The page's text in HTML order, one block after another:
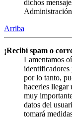
dichos
Arriba
¡Recibí spam o
Lamentamos
identificadores
por lo tanto,
hacerles llegar
muy
datos del
tomará